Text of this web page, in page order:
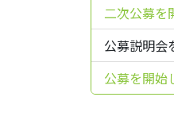
二次公募を
公募説明会
公募を開始